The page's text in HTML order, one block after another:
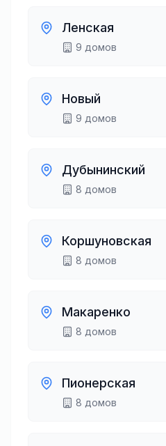
Ленская
9 домов
Новый
9 домов
Дубынинский
8 домов
Коршуновская
8 домов
Макаренко
8 домов
Пионерская
8 домов